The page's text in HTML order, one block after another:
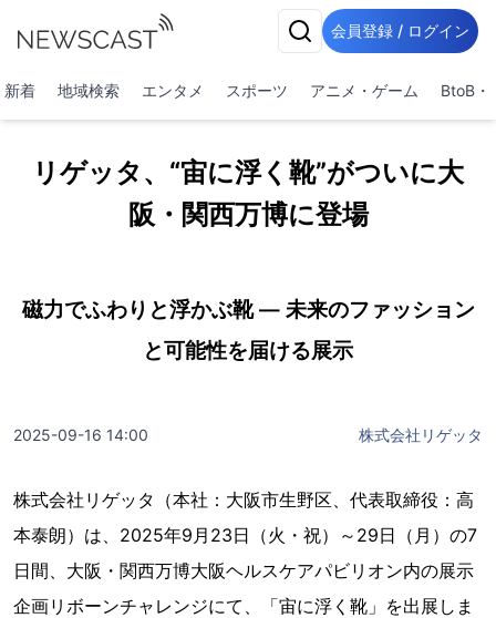
会員登録 / ログイン
新着 地域検索 エンタメ スポーツ アニメ・ゲーム BtoB・
リゲッタ、“宙に浮く靴”がついに大
阪・関西万博に登場
磁力でふわりと浮かぶ靴 ― 未来のファッション
と可能性を届ける展示
2025-09-16 14:00 株式会社リゲッタ
株式会社リゲッタ（本社：大阪市生野区、代表取締役：高
本泰朗）は、2025年9月23日（火・祝）～29日（月）の7
日間、大阪・関西万博大阪ヘルスケアパビリオン内の展示
企画リボーンチャレンジにて、「宙に浮く靴」を出展しま